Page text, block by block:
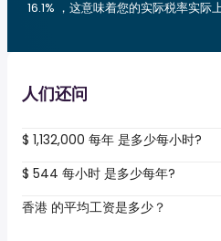
16.1% ，这意味着您的实际税率实际
人们还问
$ 1,132,000 每年 是多少每小时?
$ 544 每小时 是多少每年?
香港 的平均工资是多少？